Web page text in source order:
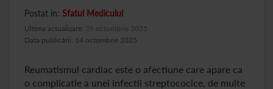
Postat in: Sfatul Medicului
Data publicării: 14 octombrie 2025
Ultima actualizare: 29 octombrie 2025
Reumatismul cardiac este o afectiune care apare ca
o complicatie a unei infectii streptococice, de multe